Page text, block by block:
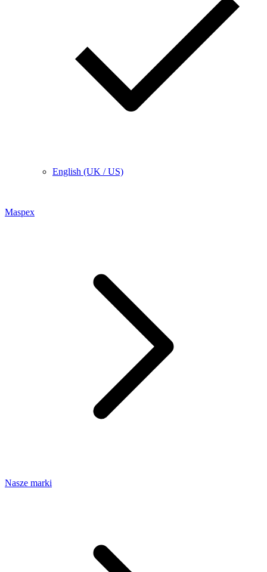
English (UK / US)
Maspex
Nasze marki